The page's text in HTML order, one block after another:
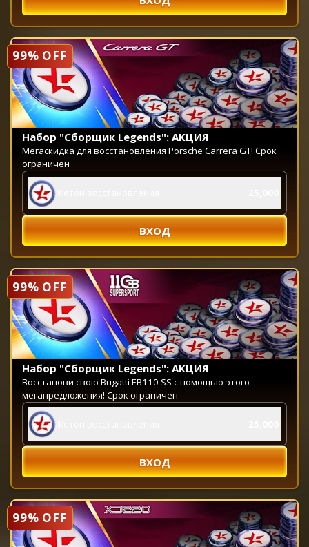
99% OFF
Набор "Сборщик Legends": АКЦИЯ
Мегаскидка для восстановления Porsche Carrera GT! Срок
ограничен
ВХОД
99% OFF
Набор "Сборщик Legends": АКЦИЯ
Восстанови свою Bugatti EB110 SS с помощью этого
мегапредложения! Срок ограничен
ВХОД
99% OFF